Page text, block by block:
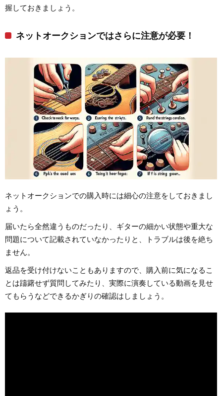
握しておきましょう。
ネットオークションではさらに注意が必要！
ネットオークションでの購入時には細心の注意をしておきまし
ょう。
届いたら全然違うものだったり、ギターの細かい状態や重大な
問題について記載されていなかったりと、トラブルは後を絶ち
ません。
返品を受け付けないこともありますので、購入前に気になるこ
とは躊躇せず質問してみたり、実際に演奏している動画を見せ
てもらうなどできるかぎりの確認はしましょう。